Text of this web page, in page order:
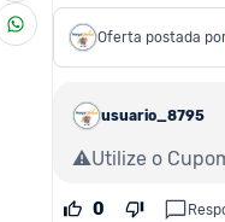
Oferta postada
usuario_8795
⚠️Utilize o
0